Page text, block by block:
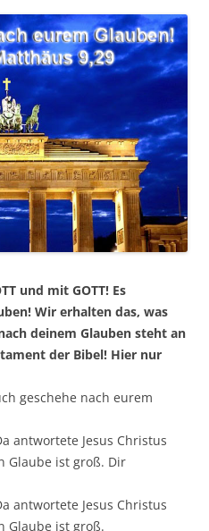
und mit GOTT! Es
Wir erhalten das, was
deinem Glauben steht an
der Bibel! Hier nur
geschehe nach eurem
antwortete Jesus Christus
Glaube ist groß. Dir
antwortete Jesus Christus
Glaube ist groß.